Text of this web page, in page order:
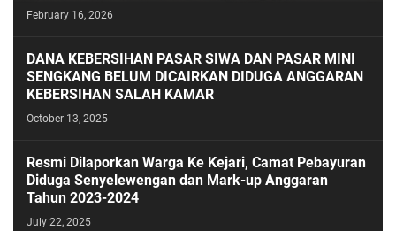
February 16, 2026
DANA KEBERSIHAN PASAR SIWA DAN PASAR MINI
SENGKANG BELUM DICAIRKAN DIDUGA ANGGARAN
KEBERSIHAN SALAH KAMAR
October 13, 2025
Resmi Dilaporkan Warga Ke Kejari, Camat Pebayuran
Diduga Senyelewengan dan Mark-up Anggaran
Tahun 2023-2024
July 22, 2025